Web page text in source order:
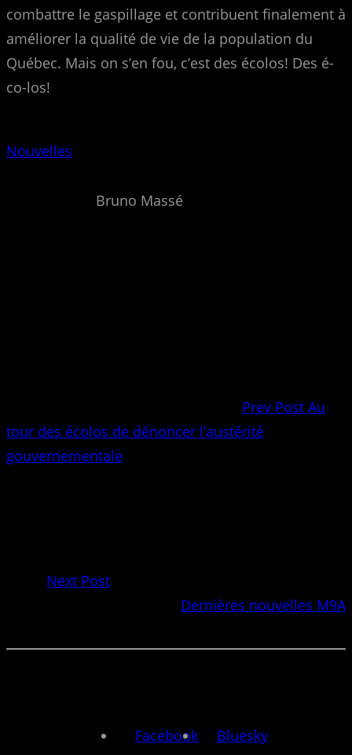
combattre le gaspillage et contribuent finalement à
améliorer la qualité de vie de la population du
Québec. Mais on s’en fou, c’est des écolos! Des é-
co-los!
Nouvelles
Bruno Massé
Prev Post Au
tour des écolos de dénoncer l’austérité
gouvernementale
Next Post
Dernières nouvelles M9A
Facebook Bluesky